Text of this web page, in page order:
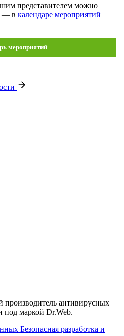
представителем можно
— в календаре мероприятий
мероприятий
антивирусных
под маркой Dr.Web.
Безопасная разработка и